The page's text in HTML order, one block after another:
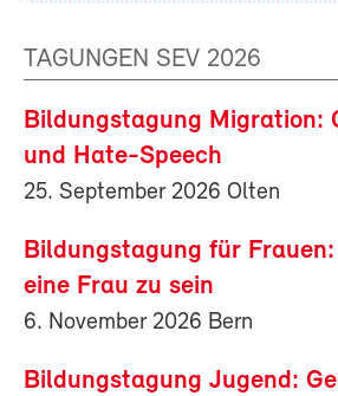
TAGUNGEN SEV 2026
Bildungstagung Migration:
und Hate-Speech
25. September 2026 Olten
Bildungstagung für
eine Frau zu sein
6. November 2026 Bern
Bildungstagung Jugend: